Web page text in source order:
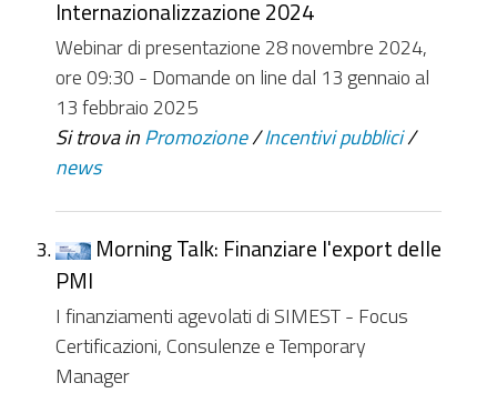
Internazionalizzazione 2024
Webinar di presentazione 28 novembre 2024,
ore 09:30 - Domande on line dal 13 gennaio al
13 febbraio 2025
Si trova in Promozione /Incentivi pubblici /
news
Morning Talk: Finanziare l'export delle
PMI
I finanziamenti agevolati di SIMEST - Focus
Certificazioni, Consulenze e Temporary
Manager